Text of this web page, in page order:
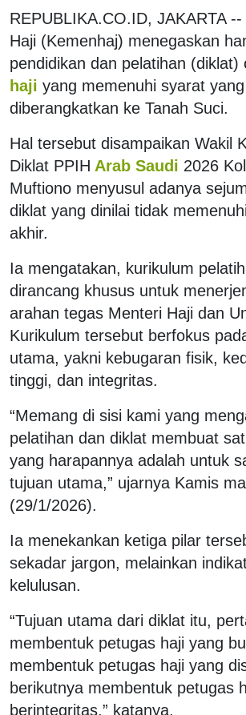
REPUBLIKA.CO.ID, JAKARTA
Haji (Kemenhaj) menegaskan
pendidikan dan pelatihan (diklat)
haji yang memenuhi syarat
diberangkatkan ke Tanah Suci.
Hal tersebut disampaikan Wakil
Diklat PPIH Arab Saudi 2026
Muftiono menyusul adanya
diklat yang dinilai tidak
akhir.
Ia mengatakan, kurikulum
dirancang khusus untuk
arahan tegas Menteri Haji dan
Kurikulum tersebut berfokus
utama, yakni kebugaran fisik,
tinggi, dan integritas.
“Memang di sisi kami yang
pelatihan dan diklat membuat
yang harapannya adalah untuk
tujuan utama,” ujarnya Kamis
(29/1/2026).
Ia menekankan ketiga pilar
sekadar jargon, melainkan
kelulusan.
“Tujuan utama dari diklat itu,
membentuk petugas haji yang
membentuk petugas haji yang
berikutnya membentuk petugas
berintegritas,” katanya.